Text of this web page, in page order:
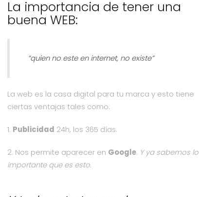
La importancia de tener una
buena WEB:
“quien no este en internet, no existe”
La web es la casa digital para tu marca y esto tiene
ciertas ventajas tales como:
1. Publicidad 24h, los 365 días.
2. Nos permite aparecer en Google. Y ya sabemos lo
importante que es esto.